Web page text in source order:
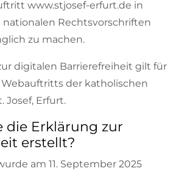
www.stjosef-erfurt.de in
Rechtsvorschriften
zu machen.
digitalen Barrierefreiheit gilt für
der katholischen
Josef, Erfurt.
die Erklärung zur
erstellt?
am 11. September 2025